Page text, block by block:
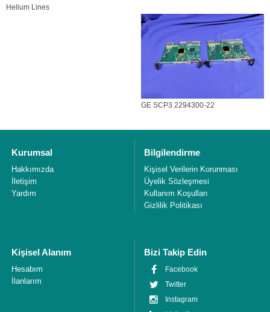
Helium Lines
GE SCP3 2294300-22
Kurumsal
Hakkımızda
İletişim
Yardım
Bilgilendirme
Kişisel Verilerin Korunması
Üyelik Sözleşmesi
Kullanım Koşulları
Gizlilik Politikası
Kişisel Alanım
Hesabım
İlanlarım
Bizi Takip Edin
Facebook
Twitter
Instagram